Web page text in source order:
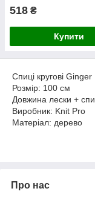
518 ₴
Купити
Спиці кругові
Розмір: 100 см
Довжина лески +
Виробник: Knit Pro
Матеріал: дерево
відмінно взаємодіє
ритм в'язання.
Про нас